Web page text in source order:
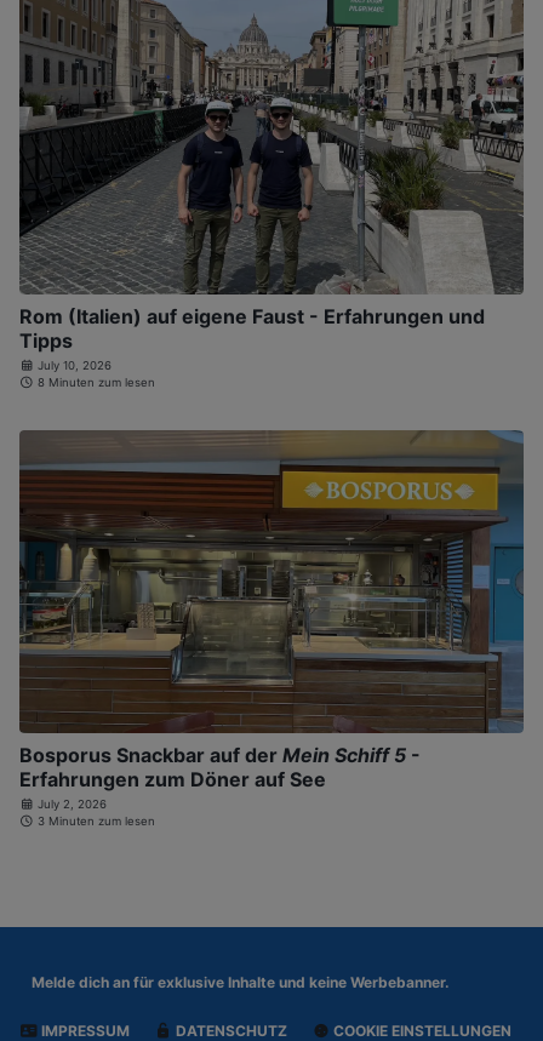
Rom (Italien) auf eigene Faust - Erfahrungen und
Tipps
July 10, 2026
8 Minuten zum lesen
Bosporus Snackbar auf der Mein Schiff 5 -
Erfahrungen zum Döner auf See
July 2, 2026
3 Minuten zum lesen
Melde dich an für exklusive Inhalte und keine Werbebanner.
IMPRESSUM DATENSCHUTZ COOKIE EINSTELLUNGEN